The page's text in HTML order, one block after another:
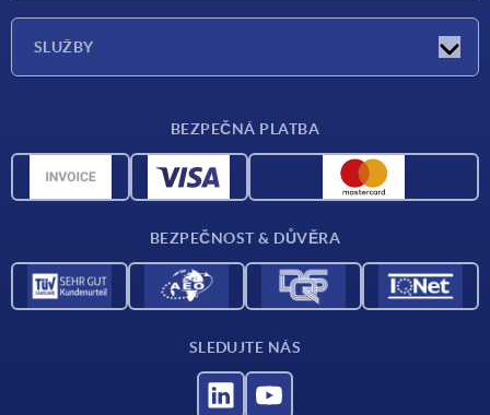
SLUŽBY
CAD data
BEZPEČNÁ PLATBA
BEZPEČNOST & DŮVĚRA
SLEDUJTE NÁS